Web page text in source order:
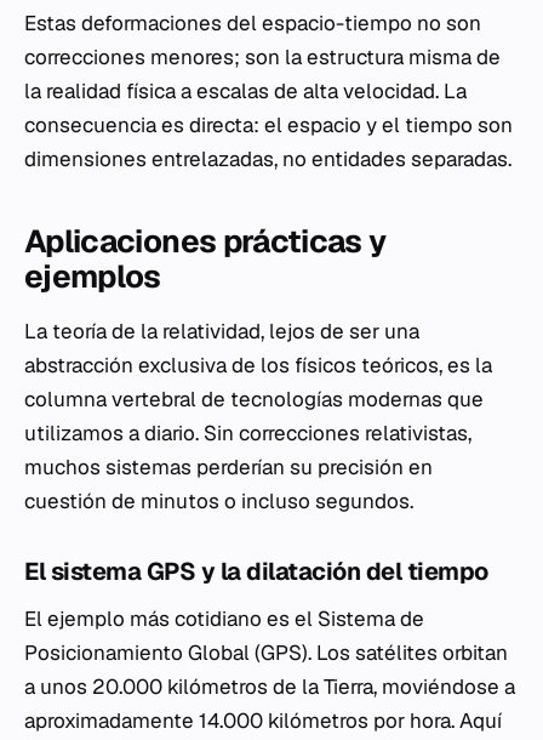
Estas deformaciones del espacio-tiempo no son
correcciones menores; son la estructura misma de
la realidad física a escalas de alta velocidad. La
consecuencia es directa: el espacio y el tiempo son
dimensiones entrelazadas, no entidades separadas.
Aplicaciones prácticas y
ejemplos
La teoría de la relatividad, lejos de ser una
abstracción exclusiva de los físicos teóricos, es la
columna vertebral de tecnologías modernas que
utilizamos a diario. Sin correcciones relativistas,
muchos sistemas perderían su precisión en
cuestión de minutos o incluso segundos.
El sistema GPS y la dilatación del tiempo
El ejemplo más cotidiano es el Sistema de
Posicionamiento Global (GPS). Los satélites orbitan
a unos 20.000 kilómetros de la Tierra, moviéndose a
aproximadamente 14.000 kilómetros por hora. Aquí